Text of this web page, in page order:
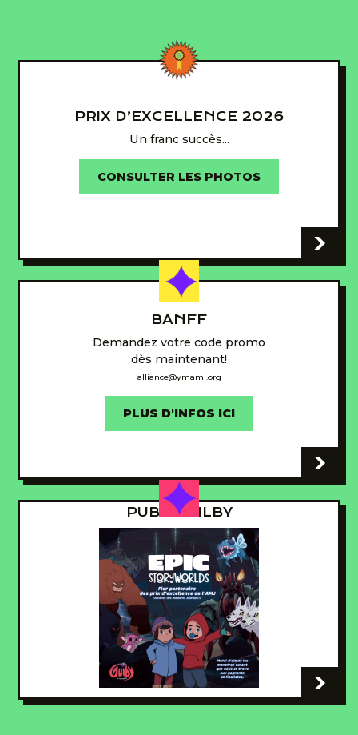
PRIX D’EXCELLENCE 2026
Un franc succès...
CONSULTER LES PHOTOS
-
BANFF
Demandez votre code promo
dès maintenant!
alliance@ymamj.org
PLUS D'INFOS ICI
-
PUB - GUILBY
-